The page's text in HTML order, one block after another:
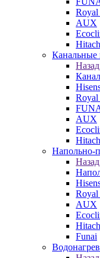
Royal
AUX
Канальные
Назад
Royal
AUX
Напольно-
Назад
Royal
AUX
Funai